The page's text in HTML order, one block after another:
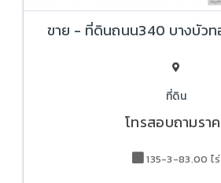
ขาย - ที่ดินถนน340 บางบัว
ที่ดิน
โทรสอบถามรา
135-3-83.00 ไร่